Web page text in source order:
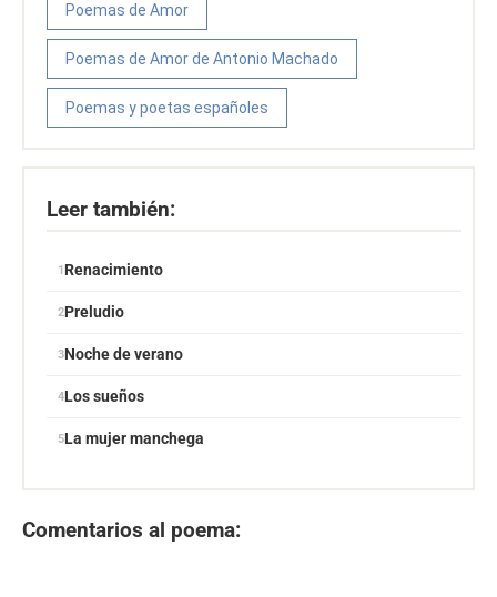
Poemas de Amor
Poemas de Amor de Antonio Machado
Poemas y poetas españoles
Leer también:
Renacimiento
Preludio
Noche de verano
Los sueños
La mujer manchega
Comentarios al poema: